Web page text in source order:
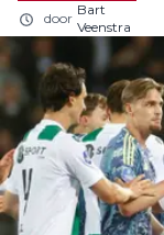
door
Bart
Veenstra